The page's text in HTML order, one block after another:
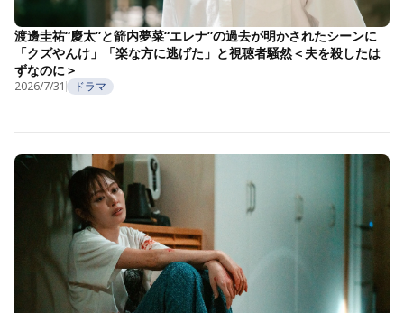
渡邊圭祐“慶太”と箭内夢菜“エレナ”の過去が明かされたシーンに
「クズやんけ」「楽な方に逃げた」と視聴者騒然＜夫を殺したは
ずなのに＞
2026/7/31 ドラマ